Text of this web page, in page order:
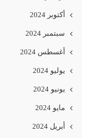
أكتوبر 2024
سبتمبر 2024
أغسطس 2024
يوليو 2024
يونيو 2024
مايو 2024
أبريل 2024